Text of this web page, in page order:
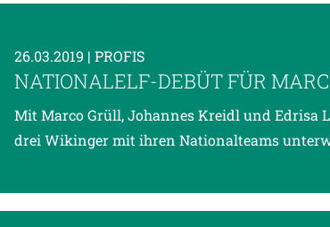
26.03.2019 | PROFIS
NATIONALELF-DEBÜT FÜR
Mit Marco Grüll, Johannes Kreidl und Edrisa
drei Wikinger mit ihren Nationalteams